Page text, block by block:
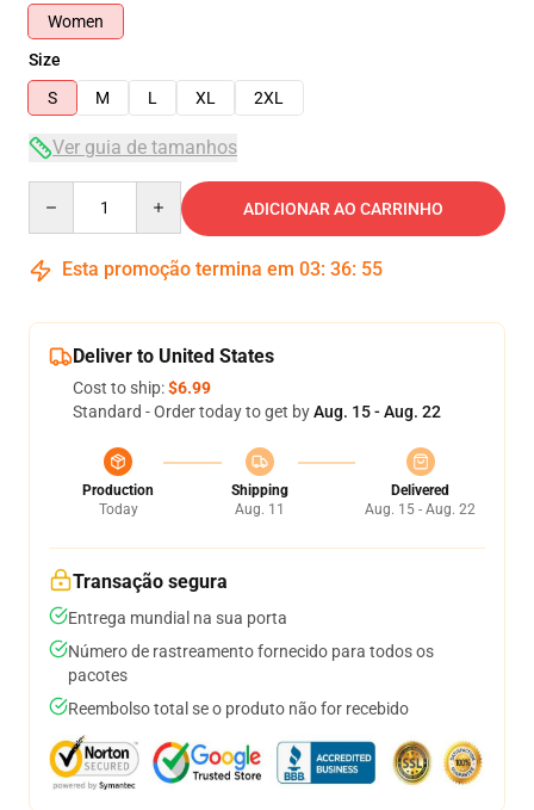
Women
Size
S
M L XL 2XL
Ver guia de tamanhos
ADICIONAR AO CARRINHO
Esta promoção termina em 03: 36: 54
Deliver to United States
Cost to ship:$6.99
Standard - Order today to get byAug. 15 - Aug. 22
Production
Today
Shipping
Aug. 11
Delivered
Aug. 15 - Aug. 22
Transação segura
Entrega mundial na sua porta
Número de rastreamento fornecido para todos os
pacotes
Reembolso total se o produto não for recebido